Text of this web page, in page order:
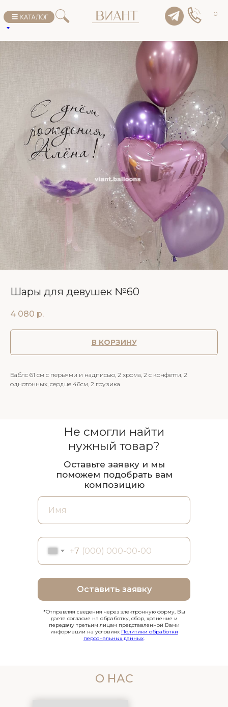
0
Шары для девушек №60
4 080 р.
В КОРЗИНУ
Баблс 61 см с перьями и надписью, 2 хрома, 2 с конфетти, 2
однотонных, сердце 46см, 2 грузика
+7
Оставить заявку
Не смогли найти
нужный товар?
Оставьте заявку и мы
поможем подобрать вам
композицию
*Отправляя сведения через электронную форму, Вы
даете согласие на обработку, сбор, хранение и
передачу третьим лицам представленной Вами
информации на условиях Политики обработки
персональных данных.
О НАС